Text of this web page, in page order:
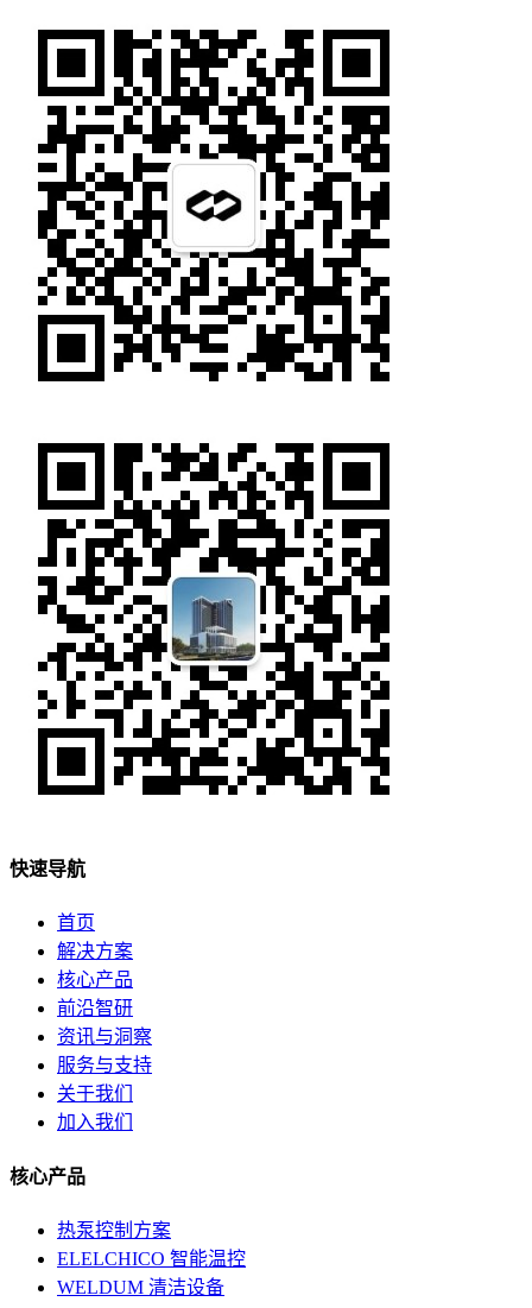
快速导航
首页
解决方案
核心产品
前沿智研
资讯与洞察
服务与支持
关于我们
加入我们
核心产品
热泵控制方案
ELELCHICO 智能温控
WELDUM 清洁设备